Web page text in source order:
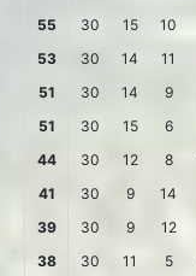
55 30 15 10
53 30 14 11
51 30 14 9
51 30 15 6
44 30 12 8
41 30 9 14
39 30 9 12
38 30 11 5